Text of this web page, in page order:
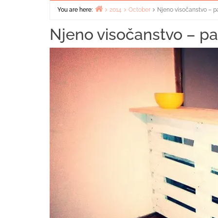
You are here:
2014 October Njeno visočanstvo –
Njeno visočanstvo –